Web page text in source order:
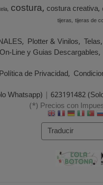
costura costura creativa
tijeras tijeras de
Plotter & Vinilos Telas
Line y Guias Descargables
Política de Privacidad
Whatsapp) | 623191482
(*) Precios con